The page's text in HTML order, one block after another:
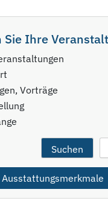
Sie Ihre
Vorträge